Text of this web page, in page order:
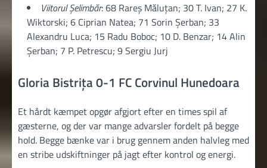
Viitorul Şelimbăr: 68 Rareș Măluțan; 30 T. Ivan; 27 K.
Wiktorski; 6 Ciprian Natea; 71 Sorin Șerban; 33
Alexandru Luca; 15 Radu Boboc; 10 D. Benzar; 14 Alin
Șerban; 7 P. Petrescu; 9 Sergiu Jurj
Gloria Bistriţa 0-1 FC Corvinul Hunedoara
Et hårdt kæmpet opgør afgjort efter en times spil af
gæsterne, og der var mange advarsler fordelt på begge
hold. Begge bænke var i brug gennem anden halvleg med
en stribe udskiftninger på jagt efter kontrol og energi.